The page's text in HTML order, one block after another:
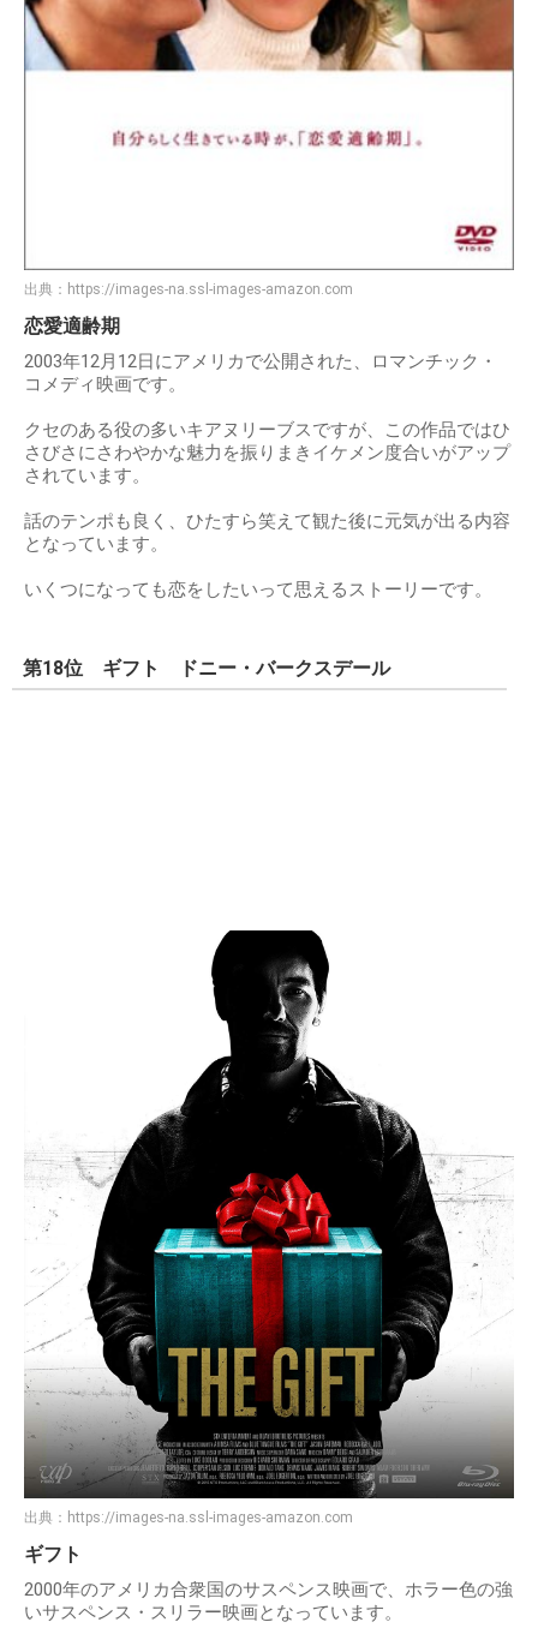
出典： https://images-na.ssl-images-amazon.com
恋愛適齢期
2003年12月12日にアメリカで公開された、ロマンチック・
コメディ映画です。
クセのある役の多いキアヌリーブスですが、この作品ではひ
さびさにさわやかな魅力を振りまきイケメン度合いがアップ
されています。
話のテンポも良く、ひたすら笑えて観た後に元気が出る内容
となっています。
いくつになっても恋をしたいって思えるストーリーです。
第18位 ギフト ドニー・バークスデール
出典： https://images-na.ssl-images-amazon.com
ギフト
2000年のアメリカ合衆国のサスペンス映画で、ホラー色の強
いサスペンス・スリラー映画となっています。